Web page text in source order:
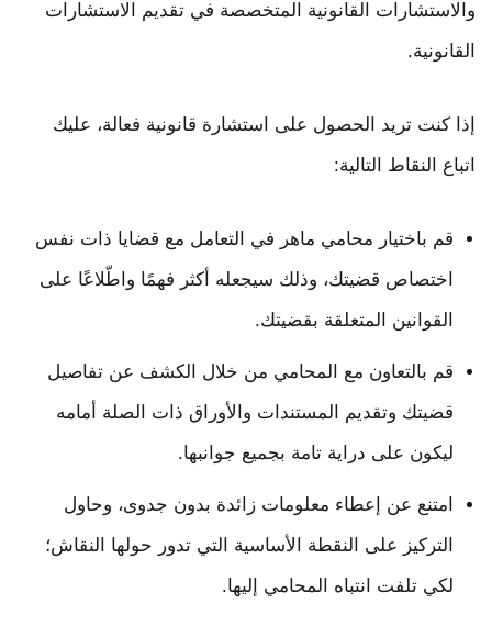
والاستشارات القانونية المتخصصة في تقديم الاستشارات
القانونية.
إذا كنت تريد الحصول على استشارة قانونية فعالة، عليك
اتباع النقاط التالية:
قم باختيار محامي ماهر في التعامل مع قضايا ذات نفس
اختصاص قضيتك، وذلك سيجعله أكثر فهمًا واطّلاعًا على
القوانين المتعلقة بقضيتك.
قم بالتعاون مع المحامي من خلال الكشف عن تفاصيل
قضيتك وتقديم المستندات والأوراق ذات الصلة أمامه
ليكون على دراية تامة بجميع جوانبها.
امتنع عن إعطاء معلومات زائدة بدون جدوى، وحاول
التركيز على النقطة الأساسية التي تدور حولها النقاش؛
لكي تلفت انتباه المحامي إليها.